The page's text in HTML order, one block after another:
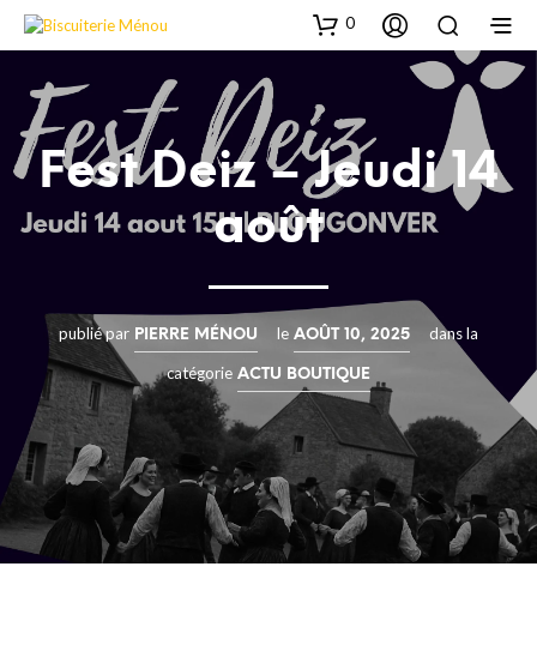
0
Fest Deiz – Jeudi 14
août
publié par PIERRE MÉNOU le AOÛT 10, 2025 dans la
catégorie ACTU BOUTIQUE